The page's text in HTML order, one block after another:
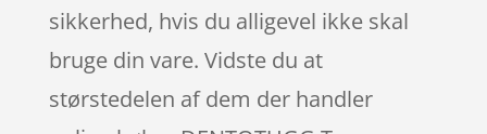
sikkerhed, hvis du alligevel ikke skal
bruge din vare. Vidste du at
størstedelen af dem der handler